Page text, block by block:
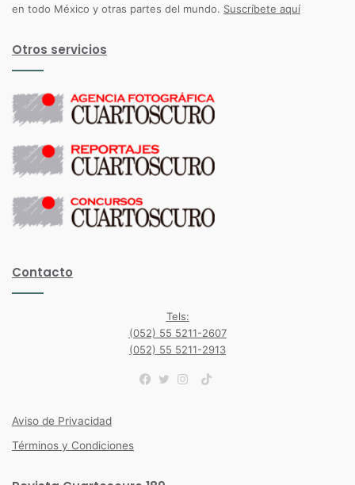
en todo México y otras partes del mundo. Suscríbete aquí
Otros servicios
Contacto
Tels:
(052) 55 5211-2607
(052) 55 5211-2913
TikTok
Aviso de Privacidad
Términos y Condiciones